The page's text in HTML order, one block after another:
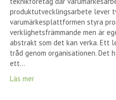
produktutvecklingsarbete lever
varumärkesplattformen styra
verklighetsfrämmande men är
abstrakt som det kan verka. Ett
tråd genom organisationen. Det
ett…
Läs mer